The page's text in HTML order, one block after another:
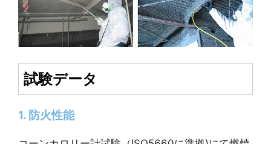
試験データ
1. 防火性能